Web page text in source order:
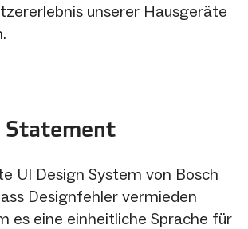
unserer Hausgeräte
Statement
UI Design System von Bosch
Designfehler vermieden
es eine einheitliche Sprache für